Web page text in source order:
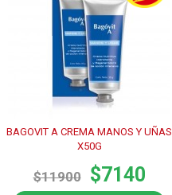
BAGOVIT A CREMA MANOS Y UÑAS
X50G
$11900 $7140